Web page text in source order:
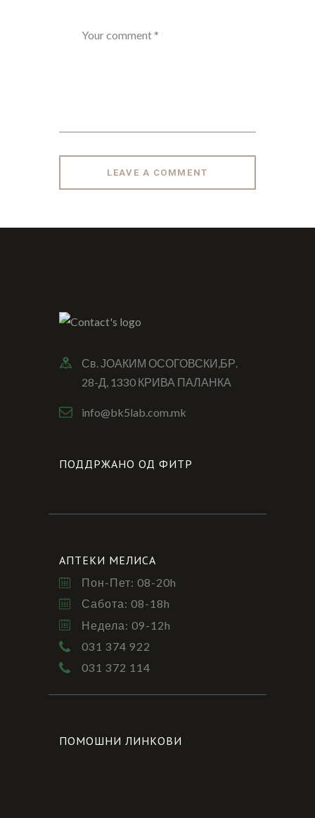
Св. ЈОАКИМ ОСОГОВСКИ,БР.
28-Д, 1330 КРИВА ПАЛАНКА
info@bk5lab.com.mk
ПОДДРЖАНО ОД ФИТР
АПТЕКИ МЕЛИСА
Пон-Пет: 08-20h
Сабота: 08-18h
Недела: 09-12h
031 374 922
031 372 114
ПОМОШНИ ЛИНКОВИ